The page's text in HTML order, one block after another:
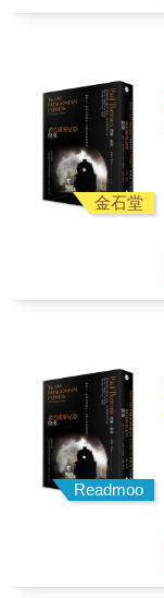
金石堂
Readmoo